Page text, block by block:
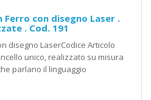
Ferro con disegno Laser .
. Cod. 191
disegno LaserCodice Articolo
unico, realizzato su misura
parlano il linguaggio